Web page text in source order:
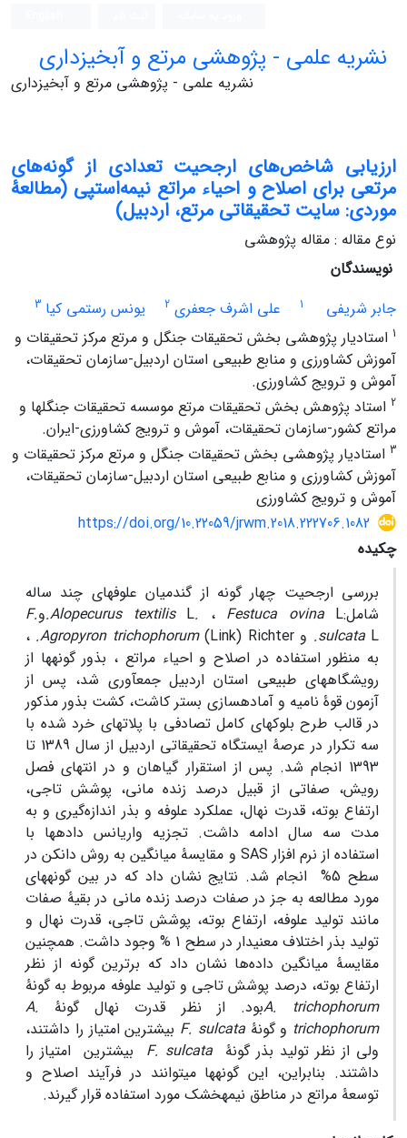
نشریه علمی - پژوهشی مرتع و آبخیزداری
نشریه علمی - پژوهشی مرتع و آبخیزداری
ارزیابی شاخص‌های ارجحیت تعدادی از گونه‌های
مرتعی برای اصلاح و احیاء مراتع نیمه‌استپی (مطالعۀ
موردی: سایت تحقیقاتی مرتع، اردبیل)
نوع مقاله : مقاله پژوهشی
نویسندگان
جابر شریفی
1 علی اشرف جعفری 2 یونس رستمی کیا 3
1 استادیار پژوهشی بخش تحقیقات جنگل و مرتع مرکز تحقیقات و
آموزش کشاورزی و منابع طبیعی استان اردبیل-سازمان تحقیقات،
آموش و ترویج کشاورزی.
2 استاد پژوهش بخش تحقیقات مرتع موسسه تحقیقات جنگلها و
مراتع کشور-سازمان تحقیقات، آموش و ترویج کشاورزی-ایران.
3 استادیار پژوهشی بخش تحقیقات جنگل و مرتع مرکز تحقیقات و
آموزش کشاورزی و منابع طبیعی استان اردبیل-سازمان تحقیقات،
آموش و ترویج کشاورزی
https://doi.org/10.22059/jrwm.2018.222706.1082
چکیده
بررسی ارجحیت چهار گونه از گندمیان علوفه­ای چند ساله
شامل:
Alopecurus textilis L. ، Festuca ovina L
.وF.
sulcata L
. و Agropyron trichophorum
(Link) Richter
. ،
به منظور استفاده در اصلاح و احیاء مراتع ، بذور گونه­ها از
رویشگاه­های طبیعی استان اردبیل جمع­آوری شد، پس از
آزمون قوۀ نامیه و آماده­سازی بستر کاشت، کشت بذور مذکور
در قالب طرح بلوک­های کامل تصادفی با پلات­های خرد شده با
سه تکرار در عرصۀ ایستگاه تحقیقاتی اردبیل از سال 1389 تا
1393 انجام شد. پس از استقرار گیاهان و در انتهای فصل
رویش، صفاتی از قبیل درصد زنده مانی، پوشش تاجی،
ارتفاع بوته، قدرت نهال، عملکرد علوفه و بذر اندازه‌گیری و به
مدت سه سال ادامه داشت. تجزیه واریانس داده­ها با
استفاده از نرم افزار SAS و مقایسۀ میانگین به روش دانکن در
سطح 5% انجام شد. نتایج نشان داد که در بین گونه­های
مورد مطالعه به جز در صفات درصد زنده مانی در بقیۀ صفات
مانند تولید علوفه، ارتفاع بوته، پوشش تاجی، قدرت نهال و
تولید بذر اختلاف معنی­دار در سطح 1 % وجود داشت. همچنین
مقایسۀ میانگین داده‌ها نشان داد که برترین گونه از نظر
ارتفاع بوته، درصد پوشش تاجی و تولید علوفه مربوط به گونۀ
A. trichophorumبود. از نظر قدرت نهال گونۀ A.
trichophorum و گونۀF. sulcata بیشترین امتیاز را داشتند،
ولی از نظر تولید بذر گونۀ
F. sulcata
بیشترین امتیاز را
داشتند. بنابراین، این گونه­ها می­توانند در فرآیند اصلاح و
توسعۀ مراتع در مناطق نیمه­خشک مورد استفاده قرار گیرند.